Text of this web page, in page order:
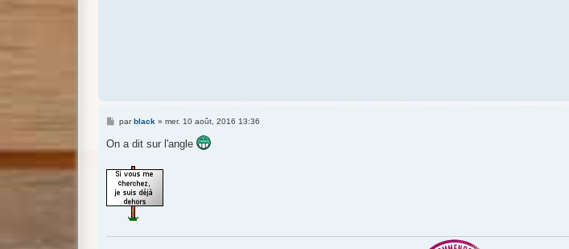
M
s
g
e
parblack » mer. 10 août, 2016 13:36
On a dit sur l'angle